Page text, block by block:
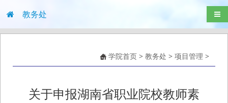
教务处 导
学院首页 > 教务处 > 项目管理 >
关于申报湖南省职业院校教师素